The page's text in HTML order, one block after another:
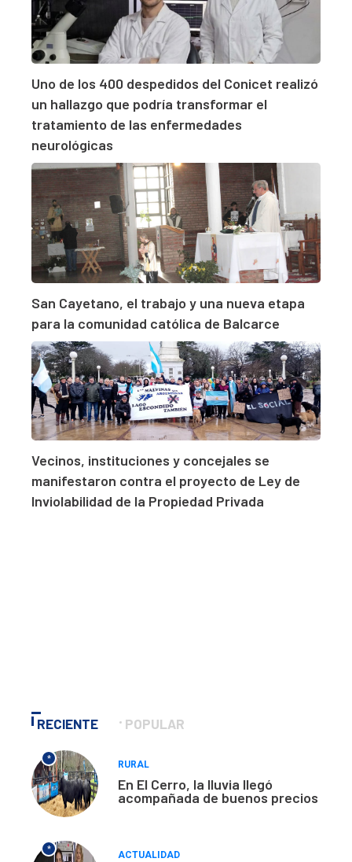
Uno de los 400 despedidos del Conicet realizó
un hallazgo que podría transformar el
tratamiento de las enfermedades
neurológicas
San Cayetano, el trabajo y una nueva etapa
para la comunidad católica de Balcarce
Vecinos, instituciones y concejales se
manifestaron contra el proyecto de Ley de
Inviolabilidad de la Propiedad Privada
RECIENTE POPULAR
*
RURAL
En El Cerro, la lluvia llegó
acompañada de buenos precios
*
ACTUALIDAD